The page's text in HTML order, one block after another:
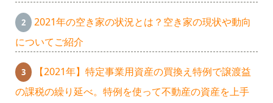
2021年の空き家の状況とは？空き家の現状や動向
についてご紹介
【2021年】特定事業用資産の買換え特例で譲渡益
の課税の繰り延べ。特例を使って不動産の資産を上手